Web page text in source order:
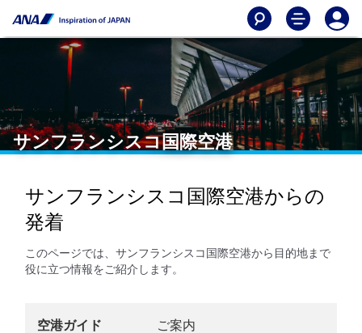
サンフランシスコ国際空港
サンフランシスコ国際空港からの
発着
このページでは、サンフランシスコ国際空港から目的地まで
役に立つ情報をご紹介します。
空港ガイド ご案内